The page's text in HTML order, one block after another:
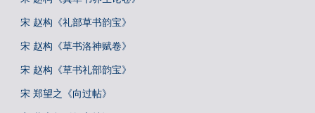
宋 赵构《礼部草书韵宝》
宋 赵构《草书洛神赋卷》
宋 赵构《草书礼部韵宝》
宋 郑望之《向过帖》